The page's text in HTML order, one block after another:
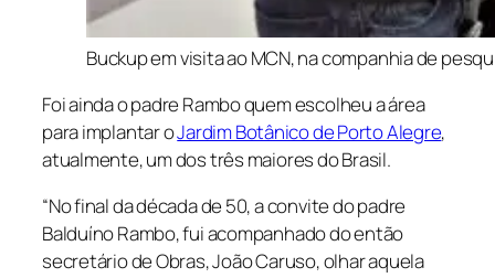
Buckup em visita ao MCN, na companhia de
Foi ainda o padre Rambo quem escolheu a área
para implantar oJardim Botânico de Porto Alegre,
atualmente, um dos três maiores do Brasil.
“No final da década de 50, a convite do padre
Balduíno Rambo, fui acompanhado do então
secretário de Obras, João Caruso, olhar aquela